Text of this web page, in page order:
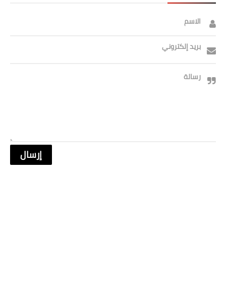
الاسم
بريد إلكتروني
رسالة